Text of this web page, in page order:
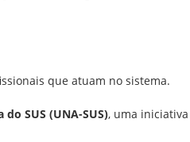
que atuam no sistema.
SUS (UNA-SUS), uma iniciativa